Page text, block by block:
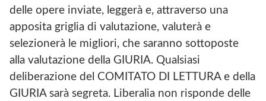
delle opere inviate, leggerà e, attraverso una
apposita griglia di valutazione, valuterà e
selezionerà le migliori, che saranno sottoposte
alla valutazione della GIURIA. Qualsiasi
deliberazione del COMITATO DI LETTURA e della
GIURIA sarà segreta. Liberalia non risponde delle